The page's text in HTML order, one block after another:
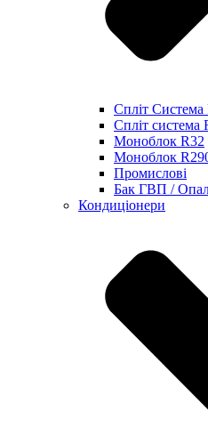
Спліт Система
Спліт
Моноблок R32
Моноблок
Промислові
Бак ГВП /
Кондиціонери